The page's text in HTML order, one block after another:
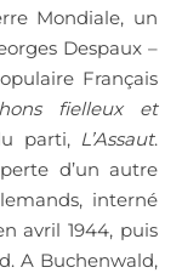
Mondiale, un
Despaux –
Français
fielleux et
parti, L’Assaut.
d’un autre
interné
avril 1944, puis
A Buchenwald,